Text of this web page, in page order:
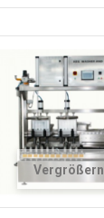
Vergrößern